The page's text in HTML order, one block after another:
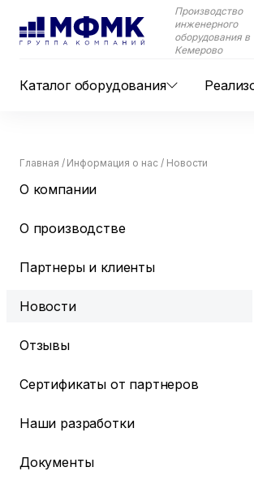
Производство
инженерного
оборудования в
Кемерово
Каталог оборудования
Главная / Информация о нас / Новости
О компании
О производстве
Партнеры и клиенты
Новости
Отзывы
Сертификаты от партнеров
Наши разработки
Документы